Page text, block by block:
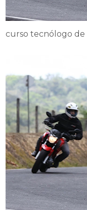
curso tecnólogo de